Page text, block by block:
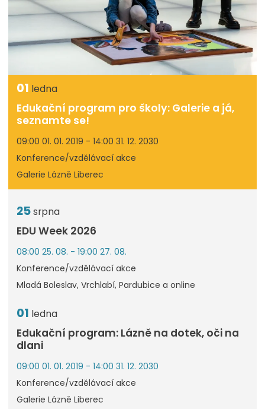
01 ledna
Edukační program pro školy: Galerie a já,
seznamte se!
09:00 01. 01. 2019 - 14:00 31. 12. 2030
Konference/vzdělávací akce
Galerie Lázně Liberec
25srpna
EDU Week 2026
08:00 25. 08. - 19:00 27. 08.
Konference/vzdělávací akce
Mladá Boleslav, Vrchlabí, Pardubice a online
01 ledna
Edukační program: Lázně na dotek, oči na
dlani
09:00 01. 01. 2019 - 14:00 31. 12. 2030
Konference/vzdělávací akce
Galerie Lázně Liberec